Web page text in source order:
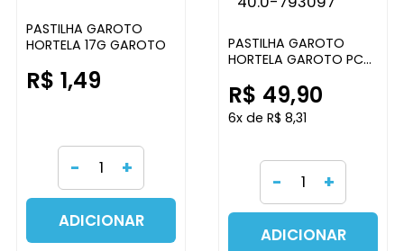
PASTILHA GAROTO
HORTELA 17G GAROTO
R$ 1,49
- +
ADICIONAR
PASTILHA GAROTO
HORTELA GAROTO PC
R$ 49,90
6x de R$ 8,31
- +
ADICIONAR